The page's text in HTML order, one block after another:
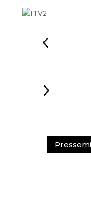
4
5